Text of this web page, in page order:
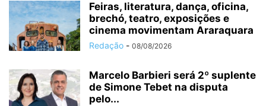
Feiras, literatura, dança, oficina,
brechó, teatro, exposições e
cinema movimentam Araraquara
Redação - 08/08/2026
Marcelo Barbieri será 2º suplente
de Simone Tebet na disputa
pelo...